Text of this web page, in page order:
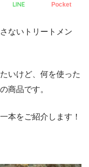
LINE Pocket
ないトリートメン
いけど、何を使った
商品です。
本をご紹介します！